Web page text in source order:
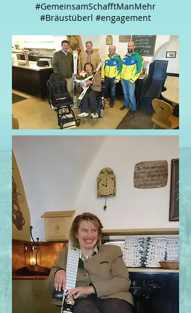
#GemeinsamSchafftManMehr
#Bräustüberl #engagement